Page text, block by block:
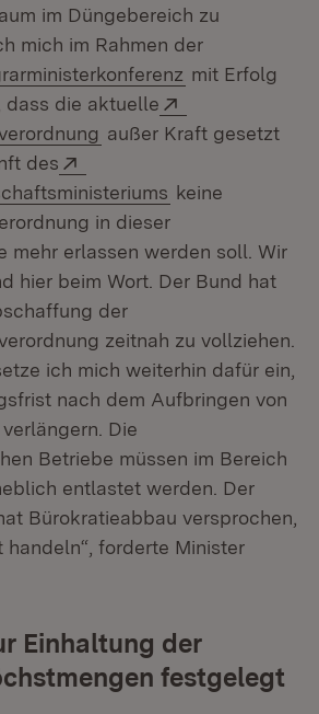
im Düngebereich zu
mich im Rahmen der
mit Erfolg
dass die aktuelle
(Öffnet in neuem
außer Kraft gesetzt
des
(Öffnet in
keine
in dieser
mehr erlassen werden soll. Wir
hier beim Wort. Der Bund hat
der
zeitnah zu vollziehen.
ich mich weiterhin dafür ein,
nach dem Aufbringen von
Die
Betriebe müssen im Bereich
entlastet werden. Der
Bürokratieabbau versprochen,
handeln“, forderte Minister
Einhaltung der
festgelegt